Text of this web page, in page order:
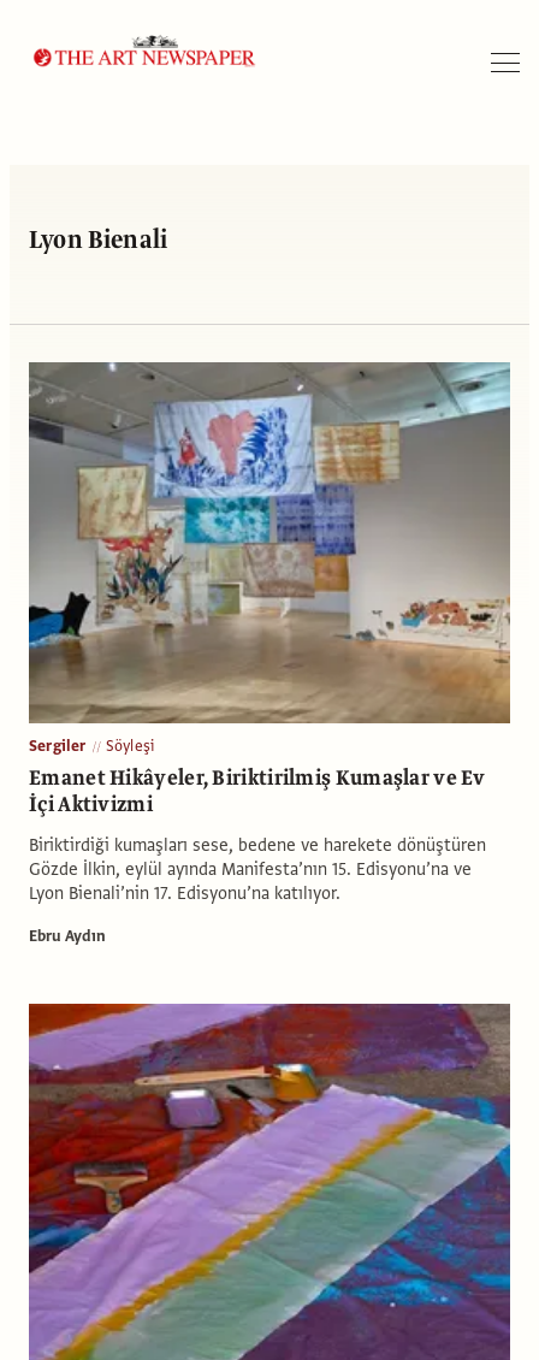
Lyon Bienali
Sergiler Söyleşi
Emanet Hikâyeler, Biriktirilmiş Kumaşlar ve Ev
İçi Aktivizmi
Biriktirdiği kumaşları sese, bedene ve harekete dönüştüren
Gözde İlkin, eylül ayında Manifesta’nın 15. Edisyonu’na ve
Lyon Bienali’nin 17. Edisyonu’na katılıyor.
Ebru Aydın